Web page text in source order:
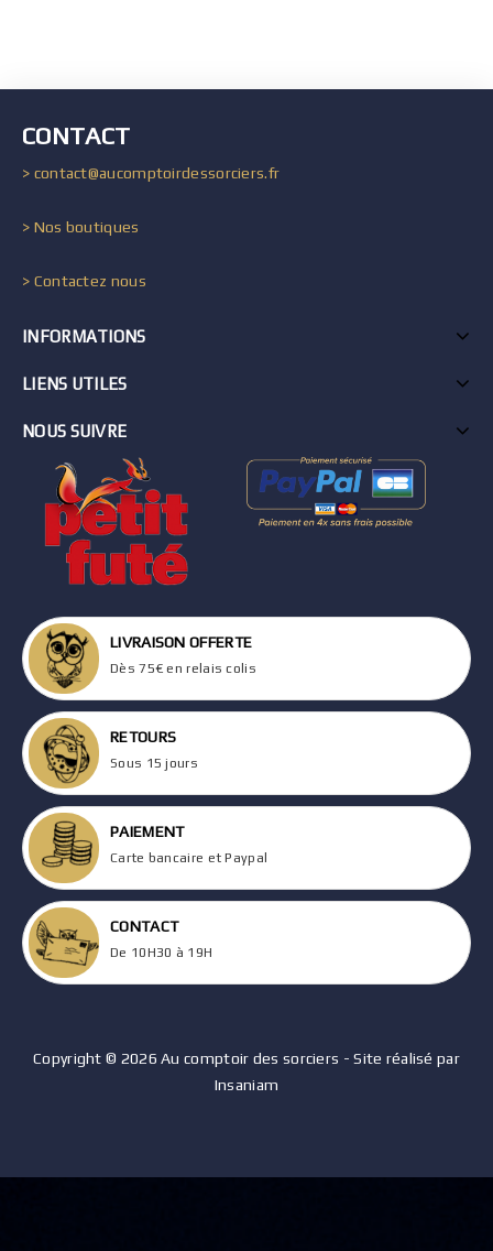
CONTACT
> contact@aucomptoirdessorciers.fr
> Nos boutiques
> Contactez nous
INFORMATIONS
LIENS UTILES
NOUS SUIVRE
LIVRAISON OFFERTE
Dès 75€ en relais colis
RETOURS
Sous 15 jours
PAIEMENT
Carte bancaire et Paypal
CONTACT
De 10H30 à 19H
Copyright © 2026 Au comptoir des sorciers - Site réalisé par
Insaniam